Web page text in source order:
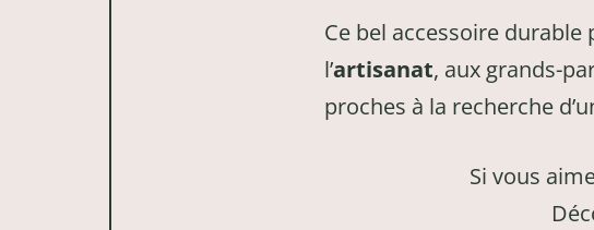
Ce bel accessoire
l’artisanat, aux grands-
proches à la recherche
Si vous